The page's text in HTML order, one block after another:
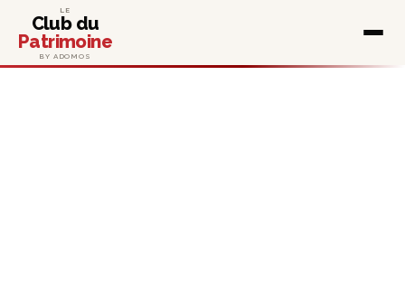
LE
Club du
Patrimoine
BY ADOMOS